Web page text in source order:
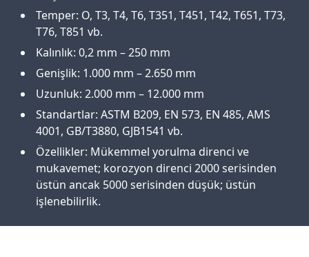
Temper: O, T3, T4, T6, T351, T451, T42, T651, T73,
T76, T851 vb.
Kalınlık: 0,2 mm – 250 mm
Genişlik: 1.000 mm – 2.650 mm
Uzunluk: 2.000 mm – 12.000 mm
Standartlar: ASTM B209, EN 573, EN 485, AMS
4001, GB/T3880, GJB1541 vb.
Özellikler: Mükemmel yorulma direnci ve
mukavemet; korozyon direnci 2000 serisinden
üstün ancak 5000 serisinden düşük; üstün
işlenebilirlik.